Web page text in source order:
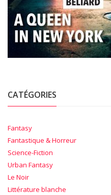
CATÉGORIES
Fantasy
Fantastique & Horreur
Science-Fiction
Urban Fantasy
Le Noir
Littérature blanche